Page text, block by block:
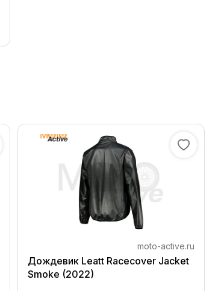
moto-active.ru
Дождевик Leatt Racecover Jacket
Smoke (2022)